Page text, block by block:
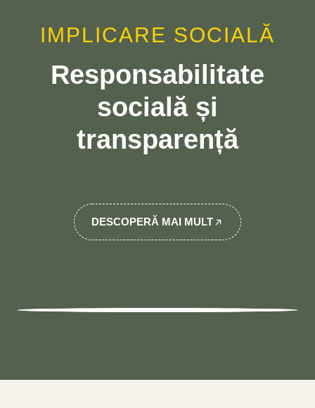
IMPLICARE SOCIALĂ
Responsabilitate
socială și
transparență
DESCOPERĂ MAI MULT